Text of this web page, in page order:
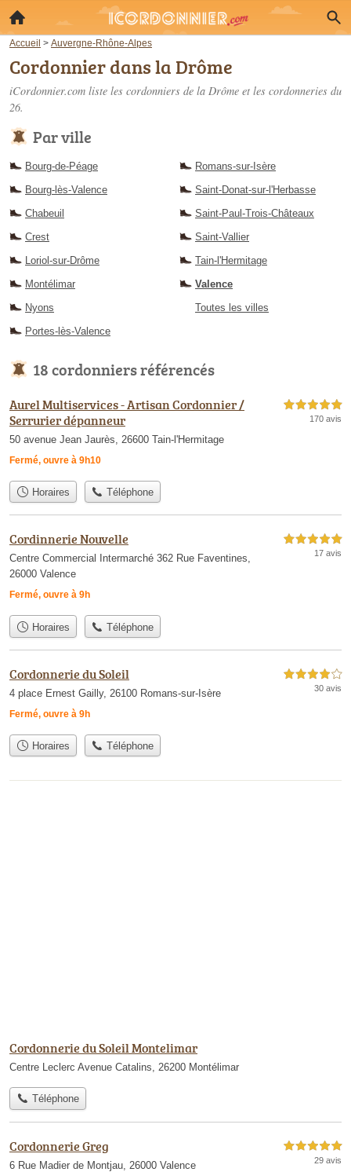
Accueil > Auvergne-Rhône-Alpes
Cordonnier dans la Drôme
iCordonnier.com liste les cordonniers de la Drôme et les cordonneries du
26.
Par ville
Bourg-de-Péage
Bourg-lès-Valence
Chabeuil
Crest
Loriol-sur-Drôme
Montélimar
Nyons
Portes-lès-Valence
Romans-sur-Isère
Saint-Donat-sur-l'Herbasse
Saint-Paul-Trois-Châteaux
Saint-Vallier
Tain-l'Hermitage
Valence
Toutes les villes
18 cordonniers référencés
Aurel Multiservices - Artisan Cordonnier /
Serrurier dépanneur
50 avenue Jean Jaurès, 26600 Tain-l'Hermitage
Fermé, ouvre à 9h10
5,0 étoiles sur 5
170 avis
Horaires Téléphone
Cordinnerie Nouvelle
Centre Commercial Intermarché 362 Rue Faventines,
26000 Valence
Fermé, ouvre à 9h
5,0 étoiles sur 5
17 avis
Horaires Téléphone
Cordonnerie du Soleil
4 place Ernest Gailly, 26100 Romans-sur-Isère
Fermé, ouvre à 9h
4,0 étoiles sur 5
30 avis
Horaires Téléphone
Cordonnerie du Soleil Montelimar
Centre Leclerc Avenue Catalins, 26200 Montélimar
Téléphone
Cordonnerie Greg
6 Rue Madier de Montjau, 26000 Valence
5,0 étoiles sur 5
29 avis